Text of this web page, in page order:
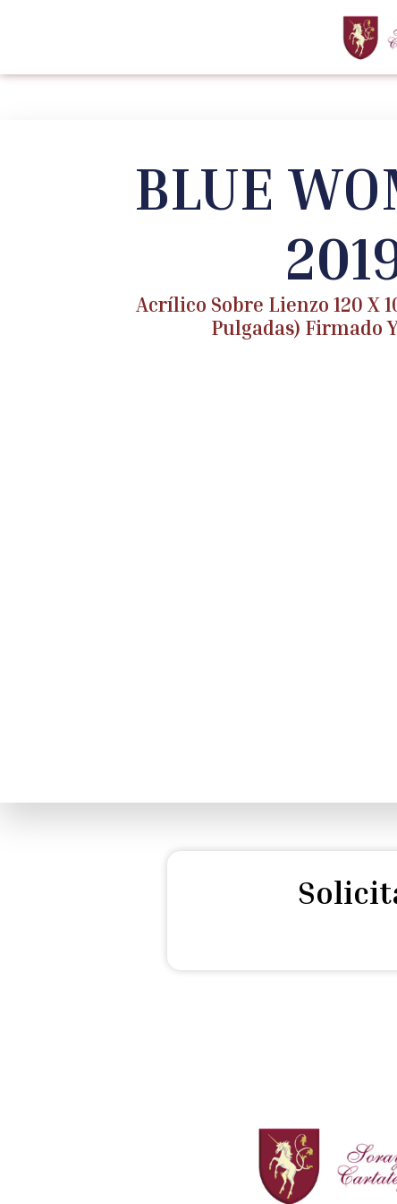
BLUE
Acrílico Sobre Lienzo 120 X
Pulgadas) Firmado